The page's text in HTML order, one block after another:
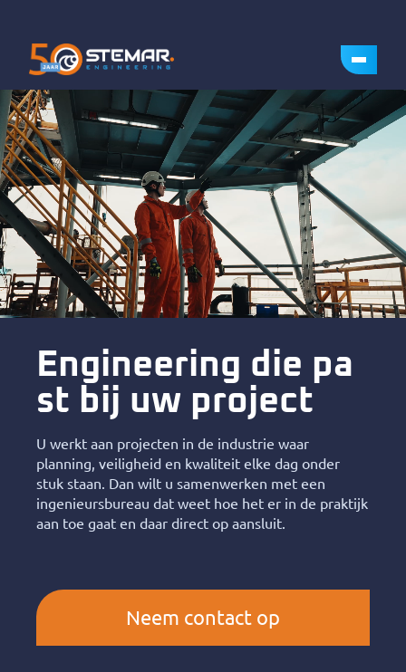
Engineering die pa
st bij uw project
U werkt aan projecten in de industrie waar
planning, veiligheid en kwaliteit elke dag onder
stuk staan. Dan wilt u samenwerken met een
ingenieursbureau dat weet hoe het er in de praktijk
aan toe gaat en daar direct op aansluit.
Neem contact op